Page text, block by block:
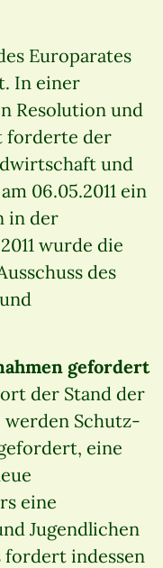
Europarates
In einer
Resolution und
forderte der
und
06.05.2011 ein
in der
wurde die
des
gefordert
der Stand der
werden Schutz-
eine
eine
Jugendlichen
fordert indessen